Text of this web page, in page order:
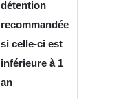
détention
recommandée
si celle-ci est
inférieure à 1
an